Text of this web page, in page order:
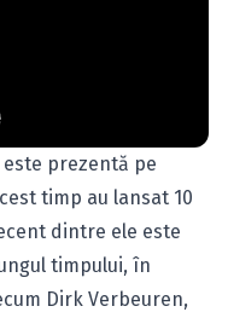
este prezentă pe
timp au lansat 10
dintre ele este
timpului, în
Dirk Verbeuren,